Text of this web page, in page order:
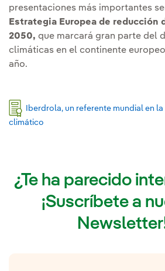
presentaciones más importantes
Estrategia Europea de reducción
2050, que marcará gran parte del
climáticas en el continente
año.
Iberdrola, un referente mundial en
climático
¿Te ha parecido
¡Suscríbete a